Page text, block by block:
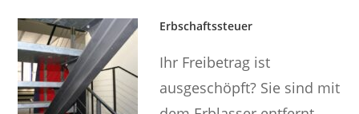
Erbschaftssteuer
Ihr Freibetrag ist
ausgeschöpft? Sie sind mit